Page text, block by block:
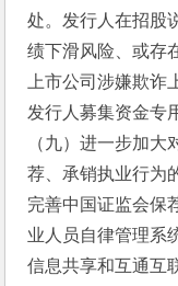
处。发行人在招股
绩下滑风险、或存
上市公司涉嫌欺
发行人募集资金专
（九）进一步加
荐、承销执业行为
完善中国证监会保
业人员自律管理系
信息共享和互通互